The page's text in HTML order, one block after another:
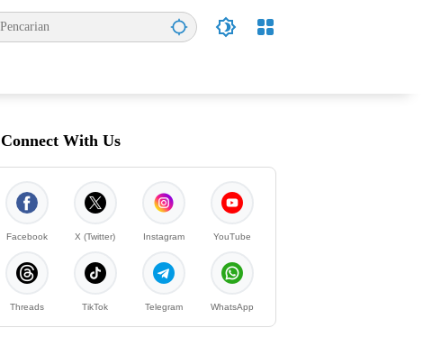
Connect With Us
Facebook X (Twitter) Instagram YouTube
Threads TikTok Telegram WhatsApp